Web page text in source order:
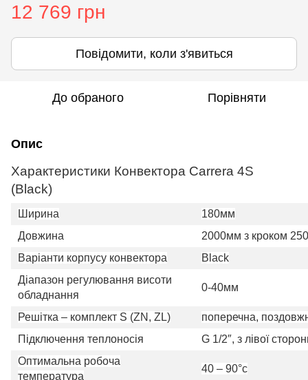
12 769 грн
Повідомити, коли з'явиться
До обраного Порівняти
Опис
Характеристики Конвектора Carrera 4S
(Black)
Ширина
180мм
Довжина
2000мм з кроком
Варіанти корпусу конвектора
Black
Діапазон регулювання висоти
обладнання
0-40мм
Решітка – комплект S (ZN, ZL)
поперечна,
Підключення теплоносія
G 1/2″, з лівої
Оптимальна робоча
температура
40 – 90°c